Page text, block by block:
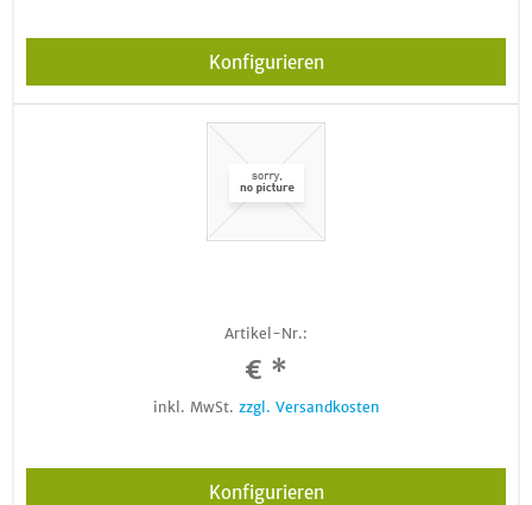
Konfigurieren
Artikel-Nr.:
€ *
inkl. MwSt. zzgl. Versandkosten
Konfigurieren